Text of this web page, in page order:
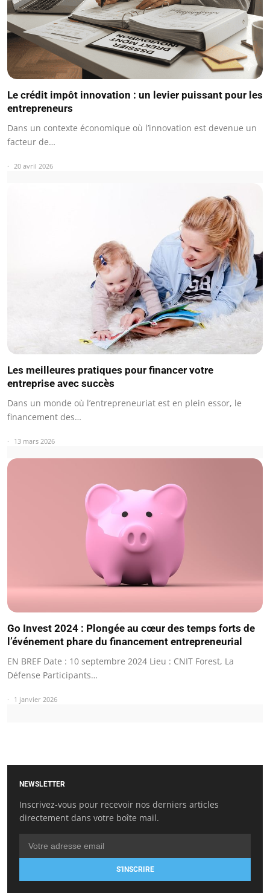
Le crédit impôt innovation : un levier puissant pour les
entrepreneurs
Dans un contexte économique où l’innovation est devenue un
facteur de…
20 avril 2026
Les meilleures pratiques pour financer votre
entreprise avec succès
Dans un monde où l’entrepreneuriat est en plein essor, le
financement des…
13 mars 2026
Go Invest 2024 : Plongée au cœur des temps forts de
l’événement phare du financement entrepreneurial
EN BREF Date : 10 septembre 2024 Lieu : CNIT Forest, La
Défense Participants…
1 janvier 2026
NEWSLETTER
Inscrivez-vous pour recevoir nos derniers articles
directement dans votre boîte mail.
S'INSCRIRE